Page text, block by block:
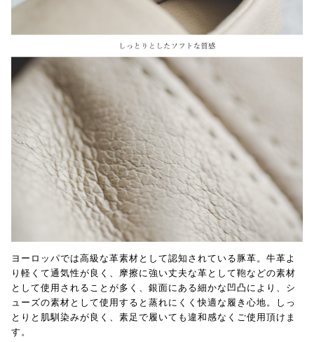
ヨーロッパでは高級な革素材として認知されている豚革。牛革よ
り軽くて通気性が良く、摩擦に強い丈夫な革として鞄などの素材
として使用されることが多く、銀面にある細かな凹凸により、シ
ューズの素材として使用すると蒸れにくく快適な履き心地。しっ
とりと肌馴染みが良く、素足で履いても違和感なくご使用頂けま
す。